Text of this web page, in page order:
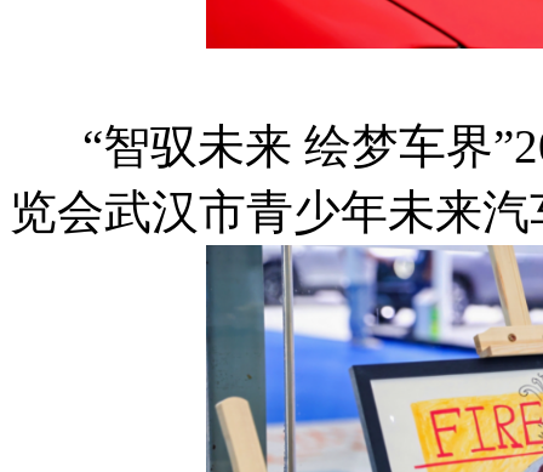
“智驭未来 绘梦车界
览会武汉市青少年未来